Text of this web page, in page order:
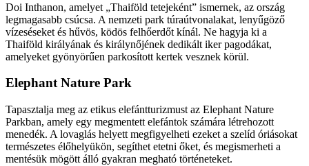
Doi Inthanon, amelyet „Thaiföld tetejeként” ismernek, az ország
legmagasabb csúcsa. A nemzeti park túraútvonalakat, lenyűgöző
vízeséseket és hűvös, ködös felhőerdőt kínál. Ne hagyja ki a
Thaiföld királyának és királynőjének dedikált iker pagodákat,
amelyeket gyönyörűen parkosított kertek vesznek körül.
Elephant Nature Park
Tapasztalja meg az etikus elefántturizmust az Elephant Nature
Parkban, amely egy megmentett elefántok számára létrehozott
menedék. A lovaglás helyett megfigyelheti ezeket a szelíd óriásokat
természetes élőhelyükön, segíthet etetni őket, és megismerheti a
mentésük mögött álló gyakran megható történeteket.